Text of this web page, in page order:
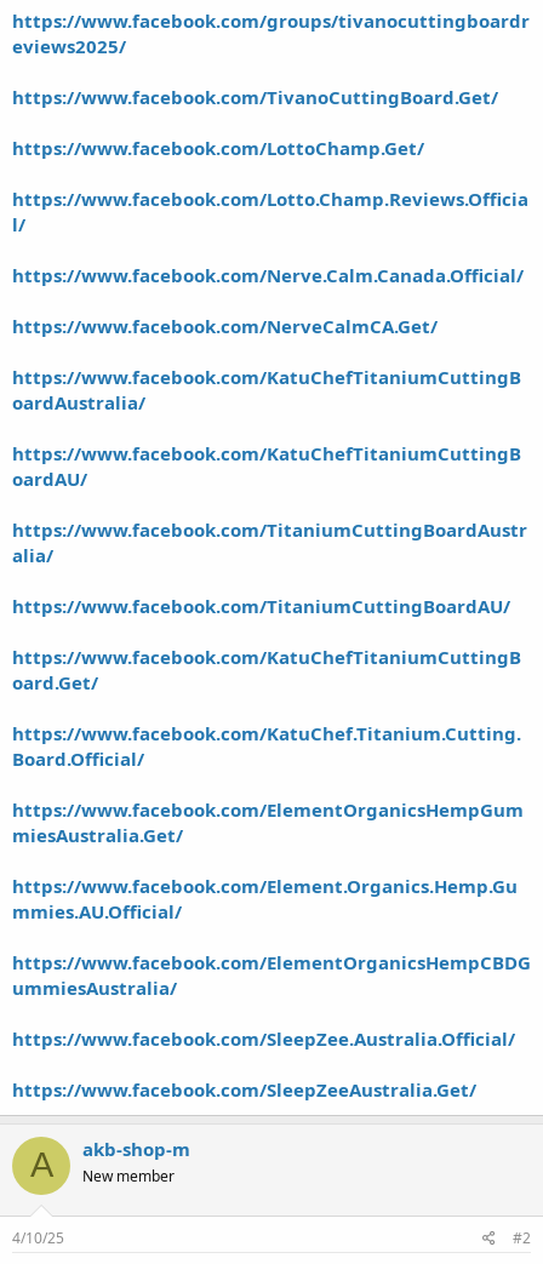
https://www.facebook.com/groups/tivanocuttingboardr
eviews2025/
https://www.facebook.com/TivanoCuttingBoard.Get/
https://www.facebook.com/LottoChamp.Get/
https://www.facebook.com/Lotto.Champ.Reviews.Officia
l/
https://www.facebook.com/Nerve.Calm.Canada.Official/
https://www.facebook.com/NerveCalmCA.Get/
https://www.facebook.com/KatuChefTitaniumCuttingB
oardAustralia/
https://www.facebook.com/KatuChefTitaniumCuttingB
oardAU/
https://www.facebook.com/TitaniumCuttingBoardAustr
alia/
https://www.facebook.com/TitaniumCuttingBoardAU/
https://www.facebook.com/KatuChefTitaniumCuttingB
oard.Get/
https://www.facebook.com/KatuChef.Titanium.Cutting.
Board.Official/
https://www.facebook.com/ElementOrganicsHempGum
miesAustralia.Get/
https://www.facebook.com/Element.Organics.Hemp.Gu
mmies.AU.Official/
https://www.facebook.com/ElementOrganicsHempCBDG
ummiesAustralia/
https://www.facebook.com/SleepZee.Australia.Official/
https://www.facebook.com/SleepZeeAustralia.Get/
A akb-shop-m
New member
4/10/25 #2